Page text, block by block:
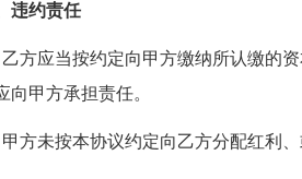
违约责任
乙方应当按约定向甲方缴纳所认缴的
向甲方承担责任。
甲方未按本协议约定向乙方分配红利